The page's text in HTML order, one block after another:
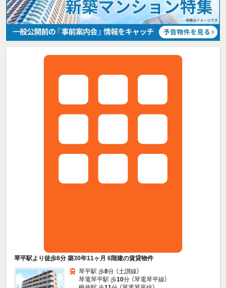
琴平駅より徒歩8分 築30年11ヶ月 6階建の賃貸物件
琴平駅 歩8分 （土讃線）
琴電琴平駅 歩10分 （琴電琴平線）